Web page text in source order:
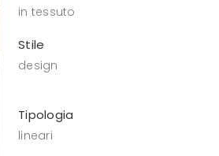
in tessuto
Stile
design
Tipologia
lineari